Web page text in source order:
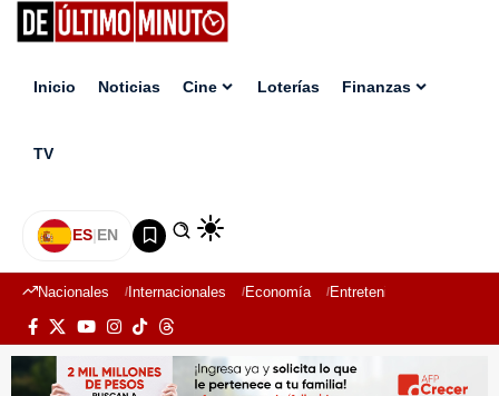
Inicio Noticias Cine Loterías Finanzas
TV
ES|EN
Nacionales Internacionales Economía Entretenimiento